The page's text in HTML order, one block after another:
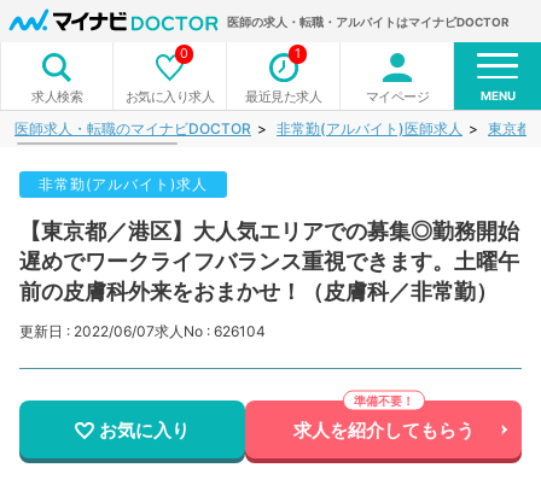
医師の求人・転職・アルバイトはマイナビDOCTOR
求人検索 お気に入り求人
0
最近見た求人
1
マイページ MENU
医師求人・転職のマイナビDOCTOR 非常勤(アルバイト)医師求人 東京都
非常勤(アルバイト)求人
【東京都／港区】大人気エリアでの募集◎勤務開始
遅めでワークライフバランス重視できます。土曜午
前の皮膚科外来をおまかせ！（皮膚科／非常勤）
更新日 : 2022/06/07求人No : 626104
お気に入り 求人を紹介してもらう